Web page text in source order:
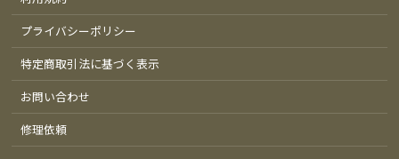
プライバシーポリシー
特定商取引法に基づく表示
お問い合わせ
修理依頼